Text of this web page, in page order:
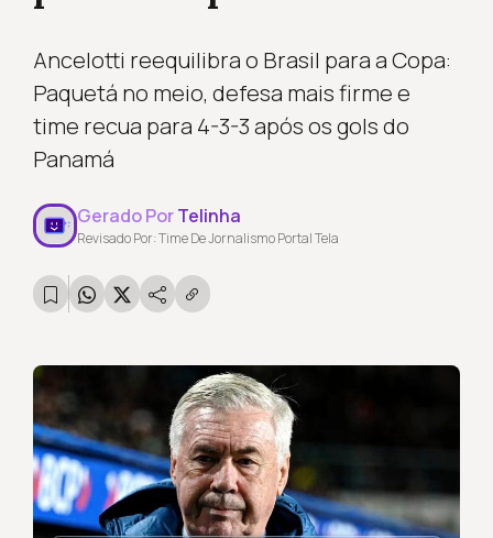
Ancelotti reequilibra o Brasil para a Copa:
Paquetá no meio, defesa mais firme e
time recua para 4-3-3 após os gols do
Panamá
Gerado PorTelinha
Revisado Por: Time De Jornalismo Portal Tela